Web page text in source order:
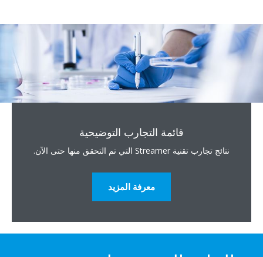
قائمة التجارب التوضيحية
نتائج تجارب تقنية Streamer التي تم التحقق منها حتى الآن.
معرفة المزيد